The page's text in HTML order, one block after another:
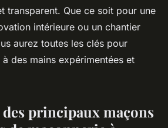
transparent. Que ce soit pour une
intérieure ou un chantier
aurez toutes les clés pour
des mains expérimentées et
principaux maçons